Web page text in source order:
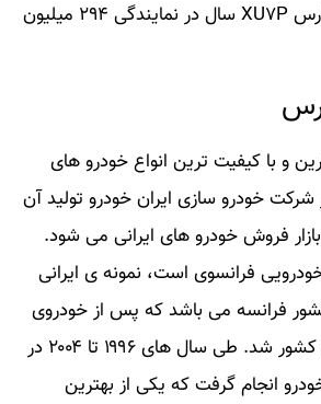
همچنین قیمت پژو پارس XU۷P سال در نمایندگی ۲۹۴ میلیون
و با کیفیت ترین انواع خودرو های
شرکت خودرو سازی ایران خودرو تولید آن
فروش خودرو های ایرانی می شود.
فرانسوی است، نمونه ی ایرانی
پژو ۴۰۶ در کشور فرانسه می باشد که پس از خودروی
پژو ۴۰۵ وارد بازار این کشور شد. طی سال های ۱۹۹۶ تا ۲۰۰۴ در
انجام گرفت که یکی از بهترین